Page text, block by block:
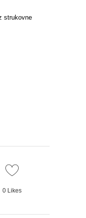
strukovne
0 Likes